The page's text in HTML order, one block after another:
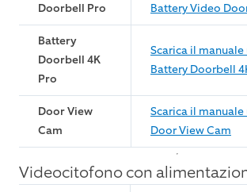
Doorbell Pro
Battery Video
Battery
Doorbell 4K
Pro
Scarica il
Battery Doorbell
Door View
Cam
Scarica il
Door View Cam
Videocitofono con